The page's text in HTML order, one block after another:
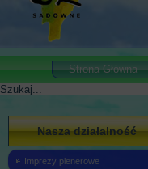
Strona Główna
Szukaj
Nasza działalność
Imprezy plenerowe